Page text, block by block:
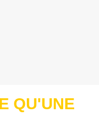
QU'UNE